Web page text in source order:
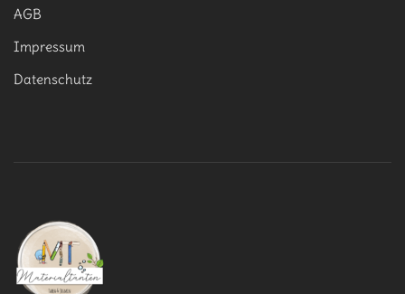
AGB
Impressum
Datenschutz